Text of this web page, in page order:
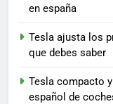
en españa
Tesla ajusta los
que debes saber
Tesla compacto
español de